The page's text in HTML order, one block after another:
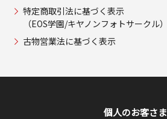
特定商取引法に基づく表示
（EOS学園/キヤノンフォトサークル）
古物営業法に基づく表示
個人のお客さま